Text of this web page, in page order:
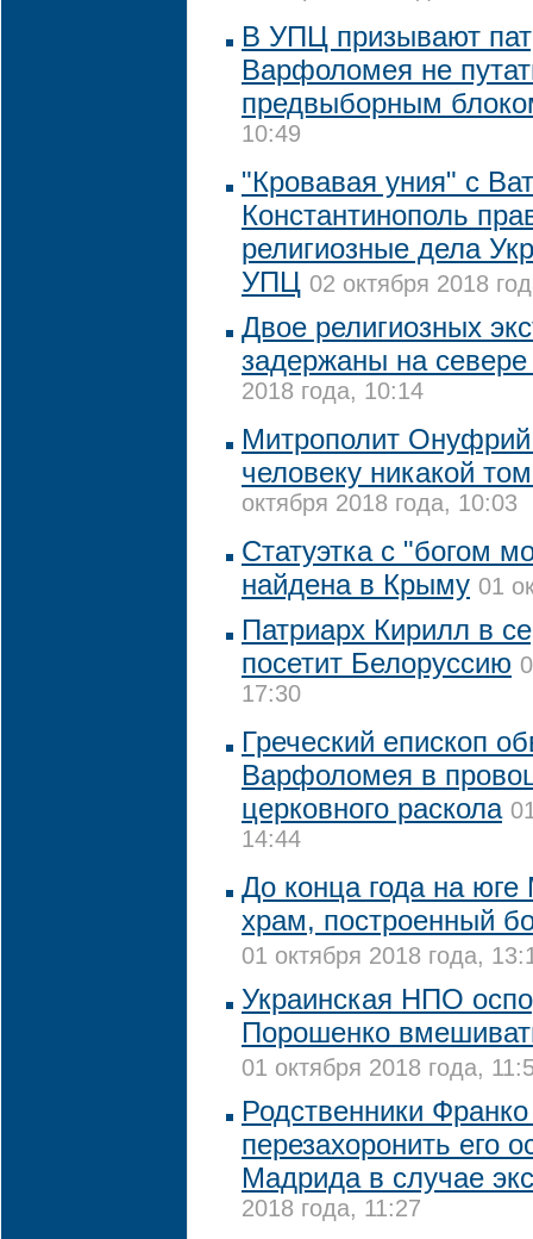
В УПЦ призывают
Варфоломея не
предвыборным
10:49
"Кровавая уния" с
Константинополь
религиозные дела
УПЦ 02 октября 2018
Двое религиозных
задержаны на севере
2018 года, 10:14
Митрополит
человеку никакой
октября 2018 года, 10:03
Статуэтка с "богом
найдена в Крыму 01
Патриарх Кирилл в
посетит Белоруссию
17:30
Греческий епископ
Варфоломея в
церковного раскола
14:44
До конца года на
храм, построенный
01 октября 2018 года,
Украинская НПО
Порошенко
01 октября 2018 года,
Родственники
перезахоронить его
Мадрида в случае
2018 года, 11:27